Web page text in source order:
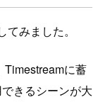
みました。
Timestreamに蓄
きるシーンが大